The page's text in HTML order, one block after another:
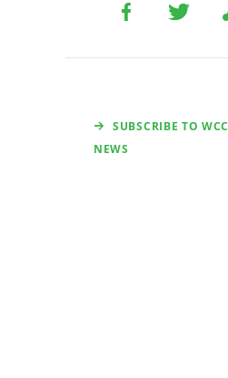
SUBSCRIBE TO WCC
NEWS